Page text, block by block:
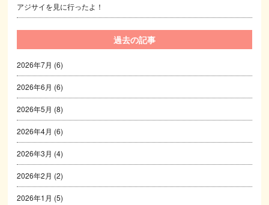
アジサイを見に行ったよ！
過去の記事
2026年7月 (6)
2026年6月 (6)
2026年5月 (8)
2026年4月 (6)
2026年3月 (4)
2026年2月 (2)
2026年1月 (5)